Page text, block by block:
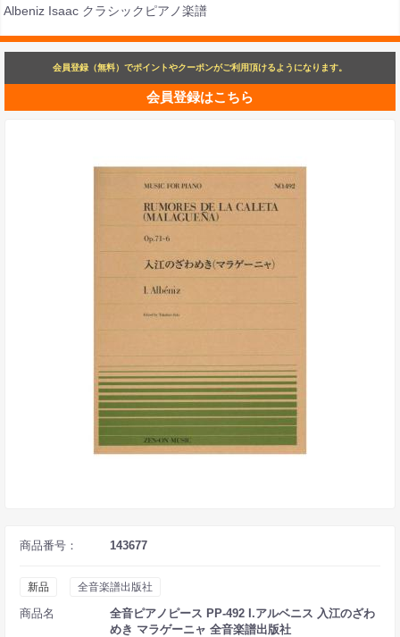
Albeniz Isaac クラシックピアノ楽譜
会員登録（無料）でポイントやクーポンがご利用頂けるようになります。
会員登録はこちら
商品番号： 143677
新品 全音楽譜出版社
商品名
全音ピアノピース PP-492 I.アルベニス 入江のざわ
めき マラゲーニャ 全音楽譜出版社